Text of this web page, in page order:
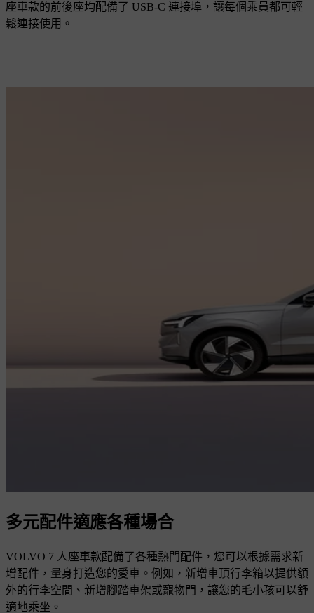
座車款的前後座均配備了 USB-C 連接埠，讓每個乘員都可輕
鬆連接使用。
多元配件適應各種場合
VOLVO 7 人座車款配備了各種熱門配件，您可以根據需求新
增配件，量身打造您的愛車。例如，新增車頂行李箱以提供額
外的行李空間、新增腳踏車架或寵物門，讓您的毛小孩可以舒
適地乘坐。